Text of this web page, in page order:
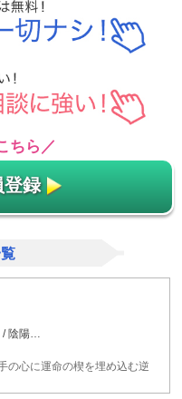
ちら／
登録
陰陽…
の心に運命の楔を埋め込む逆